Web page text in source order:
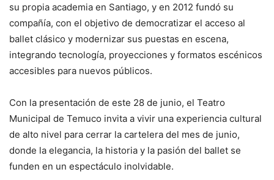
su propia academia en Santiago, y en 2012 fundó su
compañía, con el objetivo de democratizar el acceso al
ballet clásico y modernizar sus puestas en escena,
integrando tecnología, proyecciones y formatos escénicos
accesibles para nuevos públicos.
Con la presentación de este 28 de junio, el Teatro
Municipal de Temuco invita a vivir una experiencia cultural
de alto nivel para cerrar la cartelera del mes de junio,
donde la elegancia, la historia y la pasión del ballet se
funden en un espectáculo inolvidable.